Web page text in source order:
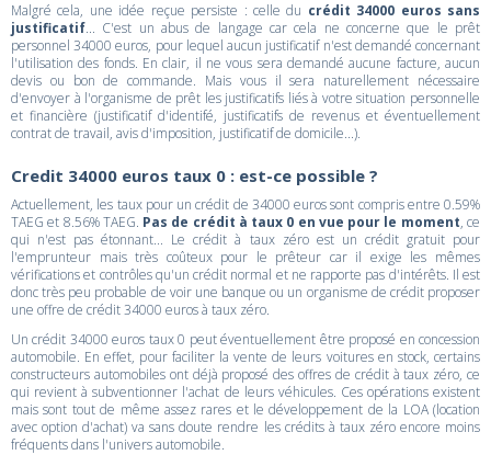
Malgré cela, une idée reçue persiste : celle du crédit 34000 euros sans
justificatif... C'est un abus de langage car cela ne concerne que le prêt
personnel 34000 euros, pour lequel aucun justificatif n'est demandé concernant
l'utilisation des fonds. En clair, il ne vous sera demandé aucune facture, aucun
devis ou bon de commande. Mais vous il sera naturellement nécessaire
d'envoyer à l'organisme de prêt les justificatifs liés à votre situation personnelle
et financière (justificatif d'identifé, justificatifs de revenus et éventuellement
contrat de travail, avis d'imposition, justificatif de domicile...).
Credit 34000 euros taux 0 : est-ce possible ?
Actuellement, les taux pour un crédit de 34000 euros sont compris entre 0.59%
TAEG et 8.56% TAEG. Pas de crédit à taux 0 en vue pour le moment, ce
qui n'est pas étonnant... Le crédit à taux zéro est un crédit gratuit pour
l'emprunteur mais très coûteux pour le prêteur car il exige les mêmes
vérifications et contrôles qu'un crédit normal et ne rapporte pas d'intérêts. Il est
donc très peu probable de voir une banque ou un organisme de crédit proposer
une offre de crédit 34000 euros à taux zéro.
Un crédit 34000 euros taux 0 peut éventuellement être proposé en concession
automobile. En effet, pour faciliter la vente de leurs voitures en stock, certains
constructeurs automobiles ont déjà proposé des offres de crédit à taux zéro, ce
qui revient à subventionner l'achat de leurs véhicules. Ces opérations existent
mais sont tout de même assez rares et le développement de la LOA (location
avec option d'achat) va sans doute rendre les crédits à taux zéro encore moins
fréquents dans l'univers automobile.